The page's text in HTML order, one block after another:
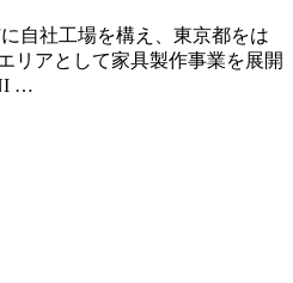
自社工場を構え、東京都をは
リアとして家具製作事業を展開
…